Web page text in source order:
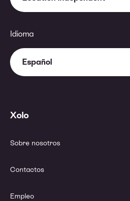
Idioma
Español
Xolo
Sobre nosotros
Contactos
Empleo